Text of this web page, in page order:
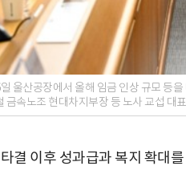
울산공장에서 올해 임금 인상 규모 등
속노조 현대차지부장 등 노사 교섭 대
결 이후 성과급과 복지 확대